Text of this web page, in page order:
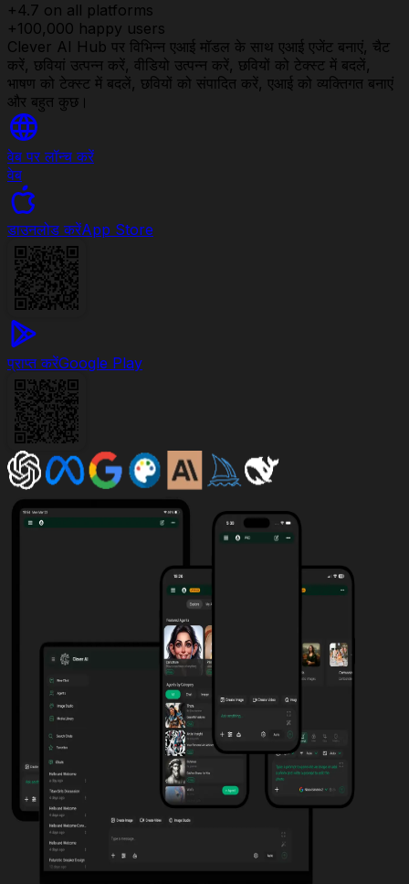
+4.7 on all platforms
+100,000 happy users
Clever AI Hub पर विभिन्न एआई मॉडल के साथ एआई एजेंट बनाएं, चैट
करें, छवियां उत्पन्न करें, वीडियो उत्पन्न करें, छवियों को टेक्स्ट में बदलें,
भाषण को टेक्स्ट में बदलें, छवियों को संपादित करें, एआई को व्यक्तिगत बनाएं
और बहुत कुछ।
वेब पर लॉन्च करें
वेब
डाउनलोड करेंApp Store
प्राप्त करेंGoogle Play